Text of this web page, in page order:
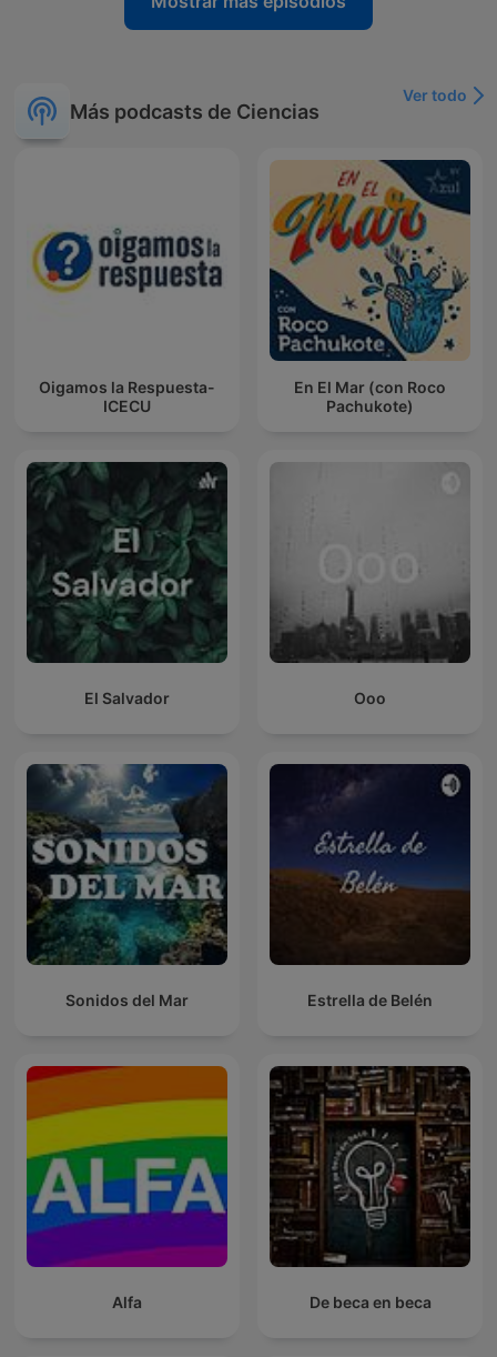
Más podcasts de Ciencias
Ver todo
Oigamos la Respuesta-
ICECU
En El Mar (con Roco
Pachukote)
El Salvador Ooo
Sonidos del Mar Estrella de Belén
Alfa De beca en beca